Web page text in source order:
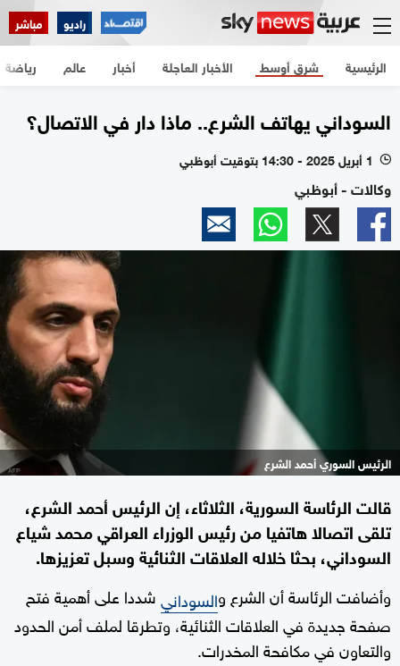
راديو مباشر
الرئيسية الأخبار العاجلة أخبار شرق أوسط عالم رياضة
السوداني يهاتف الشرع.. ماذا دار في الاتصال؟
l 1 أبريل 2025 - 14:30 بتوقيت أبوظبي
وكالات - أبوظبي
الرئيس السوري أحمد الشرع
قالت الرئاسة السورية، الثلاثاء، إن الرئيس أحمد الشرع،
تلقى اتصالا هاتفيا من رئيس الوزراء العراقي محمد شياع
السوداني، بحثا خلاله العلاقات الثنائية وسبل تعزيزها.
وأضافت الرئاسة أن الشرع والسودانيشددا على أهمية فتح
صفحة جديدة في العلاقات الثنائية، وتطرقا لملف أمن الحدود
والتعاون في مكافحة المخدرات.